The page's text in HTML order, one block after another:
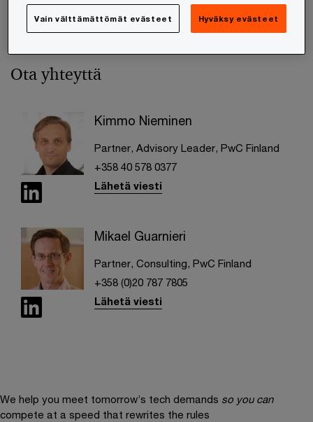
Ota yhteyttä
Kimmo Nieminen
Partner, Advisory Leader, PwC Finland
+358 40 578 0377
Lähetä viesti
Mikael Guarnieri
Partner, Consulting, PwC Finland
+358 (0)20 787 7805
Lähetä viesti
We help you meet tomorrow’s tech demands so you can
compete at a speed that rewrites the rules
Vain välttämättömät evästeet Hyväksy evästeet